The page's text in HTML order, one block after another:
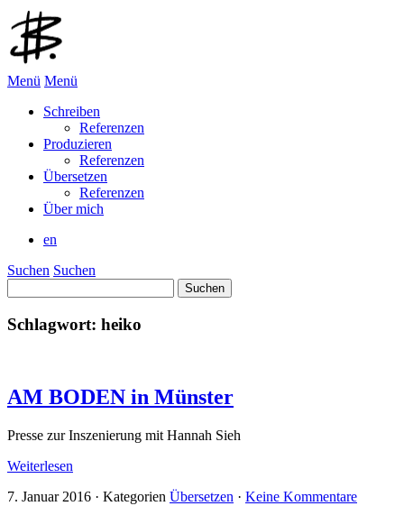
Menü Menü
Schreiben
Referenzen
Produzieren
Referenzen
Übersetzen
Referenzen
Über mich
en
Suchen Suchen
nach:
Schlagwort: heiko
AM BODEN in Münster
Presse zur Inszenierung mit Hannah Sieh
Weiterlesen
7. Januar 2016 · Kategorien Übersetzen · Keine Kommentare